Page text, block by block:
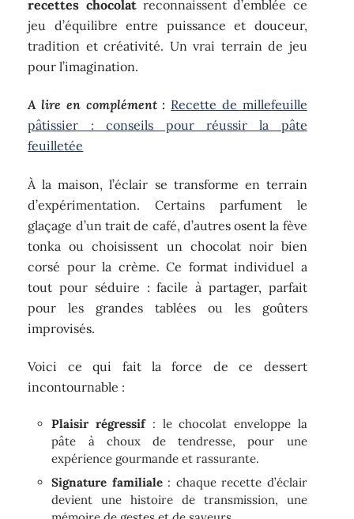
recettes chocolatreconnaissent d’emblée ce
jeu d’équilibre entre puissance et douceur,
tradition et créativité. Un vrai terrain de jeu
pour l’imagination.
A lire en complément : Recette de millefeuille
pâtissier : conseils pour réussir la pâte
feuilletée
À la maison, l’éclair se transforme en terrain
d’expérimentation. Certains parfument le
glaçage d’un trait de café, d’autres osent la fève
tonka ou choisissent un chocolat noir bien
corsé pour la crème. Ce format individuel a
tout pour séduire : facile à partager, parfait
pour les grandes tablées ou les goûters
improvisés.
Voici ce qui fait la force de ce dessert
incontournable :
Plaisir régressif: le chocolat enveloppe la
pâte à choux de tendresse, pour une
expérience gourmande et rassurante.
Signature familiale: chaque recette d’éclair
devient une histoire de transmission, une